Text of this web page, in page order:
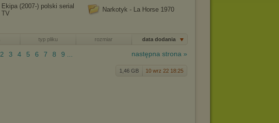
Ekipa (2007-) polski serial
TV
Narkotyk - La Horse 1970
typ pliku rozmiar data dodania
następna strona »
2 3 4 5 6 7 8 9 ...
1,46 GB 10 wrz 22 18:25